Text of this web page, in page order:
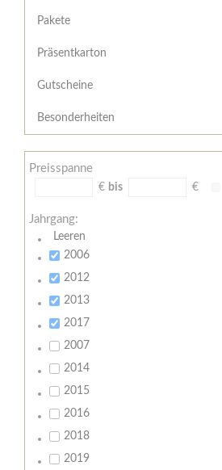
/
Widerrufsformular
AGB
Zahlungsbedingungen
Meine
Pakete
Präsentkarton
Gutscheine
Besonderheiten
Preisspanne
€ bis €
Jahrgang:
Leeren
2006
2012
2013
2017
2007
2014
2015
2016
2018
2019